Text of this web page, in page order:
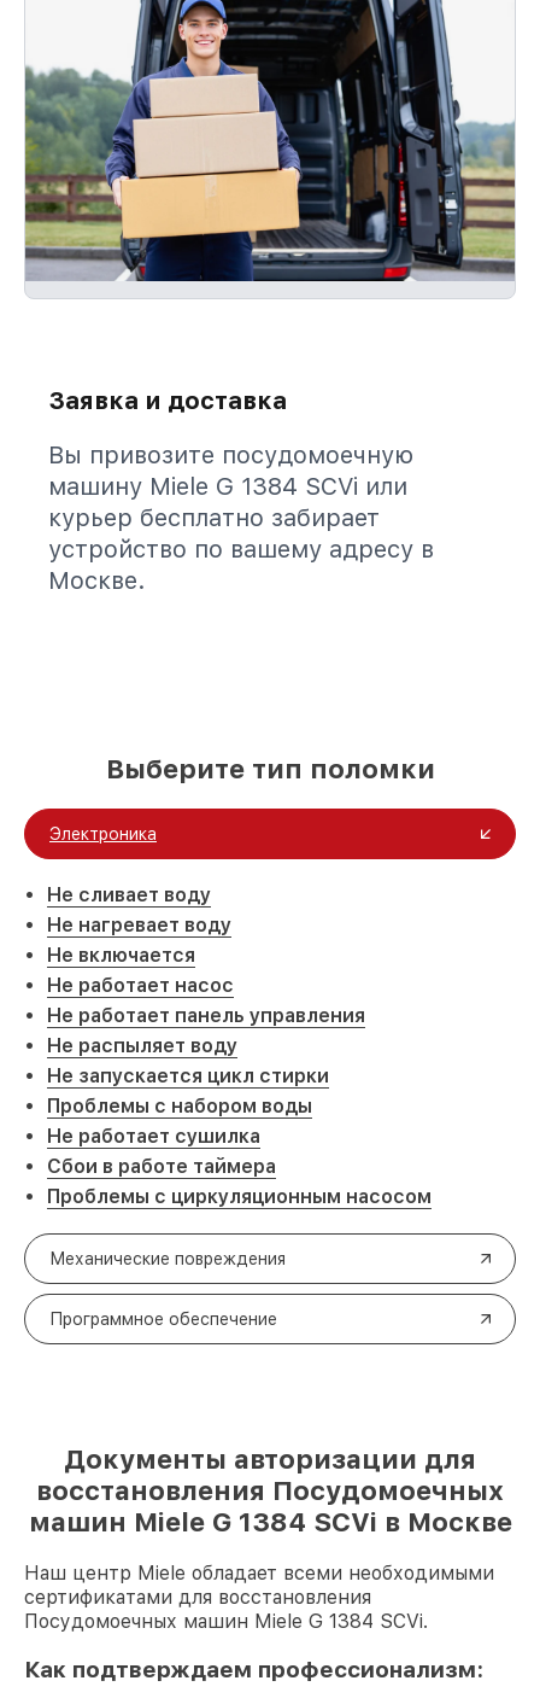
Заявка и доставка
Вы привозите посудомоечную
машину Miele G 1384 SCVi или
курьер бесплатно забирает
устройство по вашему адресу в
Москве.
Выберите тип поломки
Электроника
Не сливает воду
Не нагревает воду
Не включается
Не работает насос
Не работает панель управления
Не распыляет воду
Не запускается цикл стирки
Проблемы с набором воды
Не работает сушилка
Сбои в работе таймера
Проблемы с циркуляционным насосом
Механические повреждения
Программное обеспечение
Документы авторизации для
восстановления Посудомоечных
машин Miele G 1384 SCVi в Москве
Наш центр Miele обладает всеми необходимыми
сертификатами для восстановления
Посудомоечных машин Miele G 1384 SCVi.
Как подтверждаем профессионализм: